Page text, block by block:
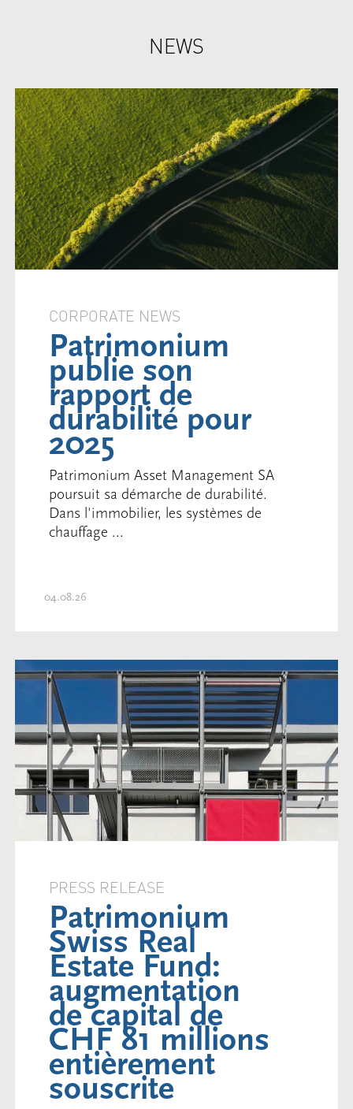
NEWS
CORPORATE NEWS
Patrimonium
publie son
rapport de
durabilité pour
2025
Patrimonium Asset Management SA
poursuit sa démarche de durabilité.
Dans l'immobilier, les systèmes de
chauffage ...
04.08.26
PRESS RELEASE
Patrimonium
Swiss Real
Estate Fund:
augmentation
de capital de
CHF 81 millions
entièrement
souscrite